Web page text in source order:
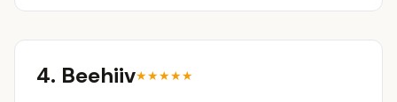
4. Beehiiv★★★★★